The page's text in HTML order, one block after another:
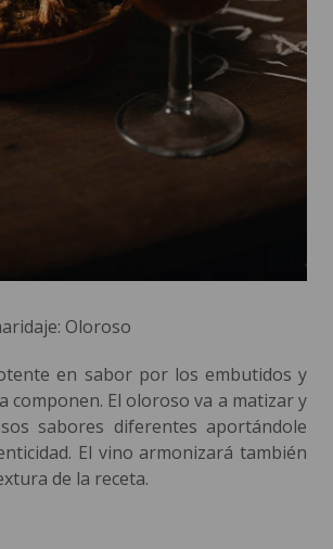
Oloroso
en sabor por los embutidos y
componen. El oloroso va a matizar y
sabores diferentes aportándole
El vino armonizará también
de la receta.